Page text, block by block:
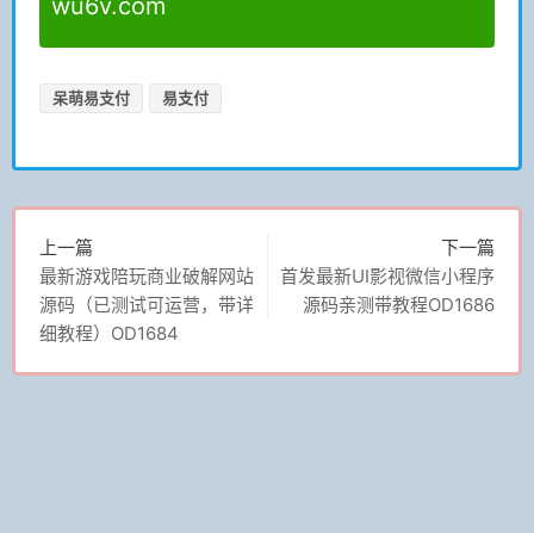
wu6v.com
呆萌易支付 易支付
上一篇
最新游戏陪玩商业破解网站
源码（已测试可运营，带详
细教程）OD1684
下一篇
首发最新UI影视微信小程序
源码亲测带教程OD1686